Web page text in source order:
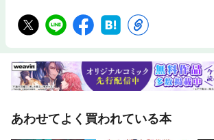
あわせてよく買われている本